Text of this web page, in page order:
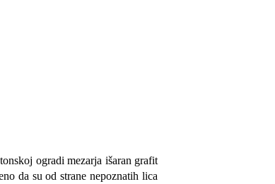
ogradi mezarja išaran grafit
da su od strane nepoznatih lica